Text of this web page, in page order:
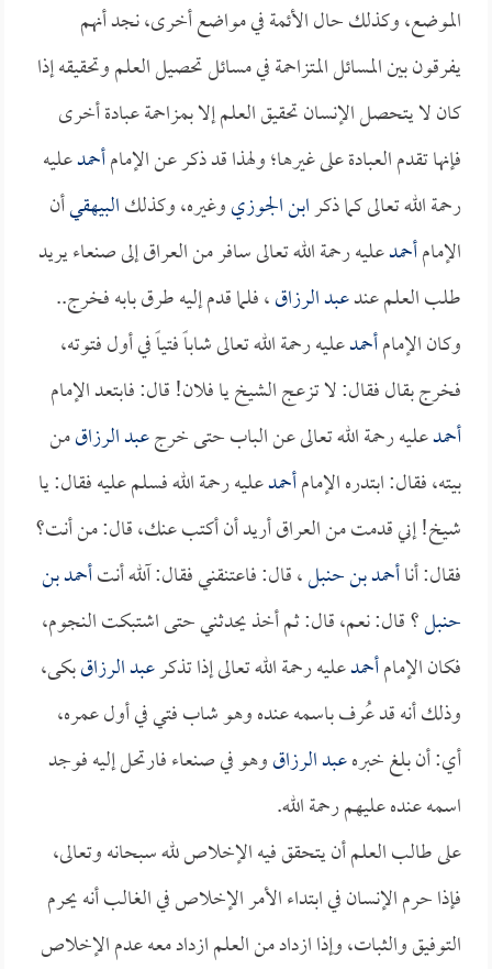
الموضع، وكذلك حال الأئمة في مواضع أخرى، نجد أنهم
يفرقون بين المسائل المتزاحمة في مسائل تحصيل العلم وتحقيقه إذا
كان لا يتحصل الإنسان تحقيق العلم إلا بمزاحمة عبادة أخرى
فإنها تقدم العبادة على غيرها؛ ولهذا قد ذكر عن الإمامأحمدعليه
رحمة الله تعالى كما ذكرابن الجوزيوغيره، وكذلكالبيهقيأن
الإمامأحمدعليه رحمة الله تعالى سافر من العراق إلى صنعاء يريد
طلب العلم عندعبد الرزاق، فلما قدم إليه طرق بابه فخرج..
وكان الإمامأحمدعليه رحمة الله تعالى شاباً فتياً في أول فتوته،
فخرج بقال فقال: لا تزعج الشيخ يا فلان! قال: فابتعد الإمام
أحمدعليه رحمة الله تعالى عن الباب حتى خرجعبد الرزاقمن
بيته، فقال: ابتدره الإمامأحمدعليه رحمة الله فسلم عليه فقال: يا
شيخ! إني قدمت من العراق أريد أن أكتب عنك، قال: من أنت؟
فقال: أناأحمد بن حنبل، قال: فاعتنقني فقال: آلله أنتأحمد بن
حنبل؟ قال: نعم، قال: ثم أخذ يحدثني حتى اشتبكت النجوم،
فكان الإمامأحمدعليه رحمة الله تعالى إذا تذكرعبد الرزاقبكى،
وذلك أنه قد عُرف باسمه عنده وهو شاب فتي في أول عمره،
أي: أن بلغ خبرهعبد الرزاقوهو في صنعاء فارتحل إليه فوجد
اسمه عنده عليهم رحمة الله.
على طالب العلم أن يتحقق فيه الإخلاص لله سبحانه وتعالى،
فإذا حرم الإنسان في ابتداء الأمر الإخلاص في الغالب أنه يحرم
التوفيق والثبات، وإذا ازداد من العلم ازداد معه عدم الإخلاص